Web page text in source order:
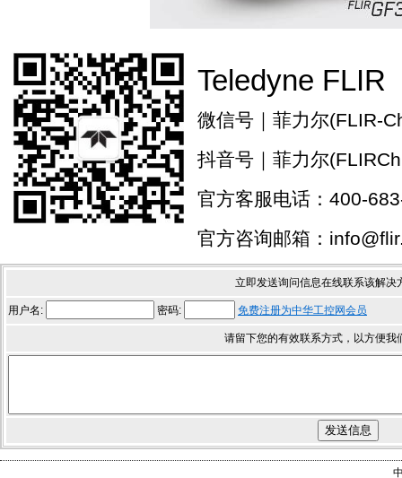
Teledyne FLIR
微信号｜菲力尔(FLIR-
抖音号｜菲力尔
官方客服电话：400-
官方咨询邮箱：
立即发送询问信息在线联系该解决
用户名: 密码: 免费注册为中华工控网会员
请留下您的有效联系方式，以方便我